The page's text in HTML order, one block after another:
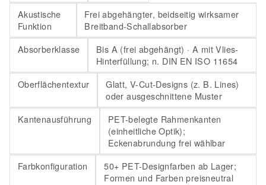
Akustische
Funktion
Frei abgehängter, beidseitig wirksamer
Breitband-Schallabsorber
Absorberklasse
Bis A (frei abgehängt) · A mit Vlies-
Hinterfüllung; n. DIN EN ISO 11654
Oberflächentextur
Glatt, V-Cut-Designs (z. B. Lines)
oder ausgeschnittene Muster
Kantenausführung
PET-belegte Rahmenkanten
(einheitliche Optik);
Eckenabrundung frei wählbar
Farbkonfiguration
50+ PET-Designfarben ab Lager;
Formen und Farben preisneutral